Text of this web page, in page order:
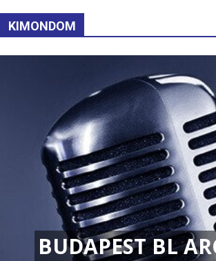
KIMONDOM
BUDAPEST BL